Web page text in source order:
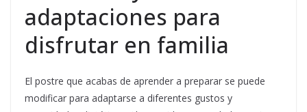
adaptaciones para
disfrutar en familia
El postre que acabas de aprender a preparar se puede
modificar para adaptarse a diferentes gustos y